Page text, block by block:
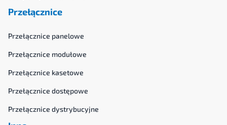
Przełącznice
Przełącznice panelowe
Przełącznice modułowe
Przełącznice kasetowe
Przełącznice dostępowe
Przełącznice dystrybucyjne